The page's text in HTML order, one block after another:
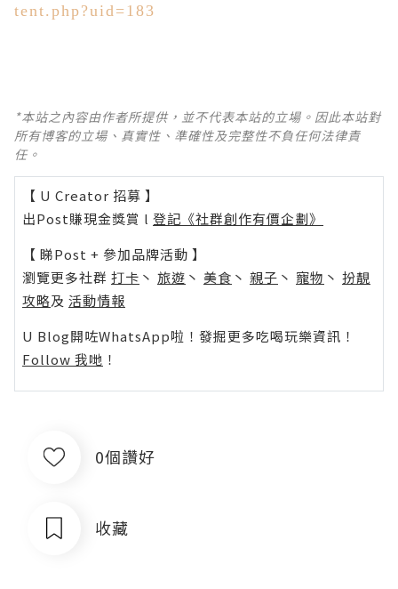
tent.php?uid=183
*本站之內容由作者所提供，並不代表本站的立場。因此本站對
所有博客的立場、真實性、準確性及完整性不負任何法律責
任。
【 U Creator 招募 】
出Post賺現金獎賞 l 登記《社群創作有價企劃》
【 睇Post + 參加品牌活動 】
瀏覽更多社群 打卡 丶 旅遊 丶 美食 丶 親子 丶 寵物 丶 扮靚
攻略及 活動情報
U Blog開咗WhatsApp啦！發掘更多吃喝玩樂資訊！
Follow 我哋 ！
0個讚好
收藏